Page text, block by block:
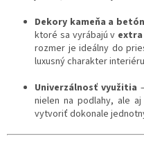
Dekory kameňa a
ktoré sa vyrábajú v extra
rozmer je ideálny do
luxusný charakter
Univerzálnosť využitia
nielen na podlahy, ale
vytvoriť dokonale